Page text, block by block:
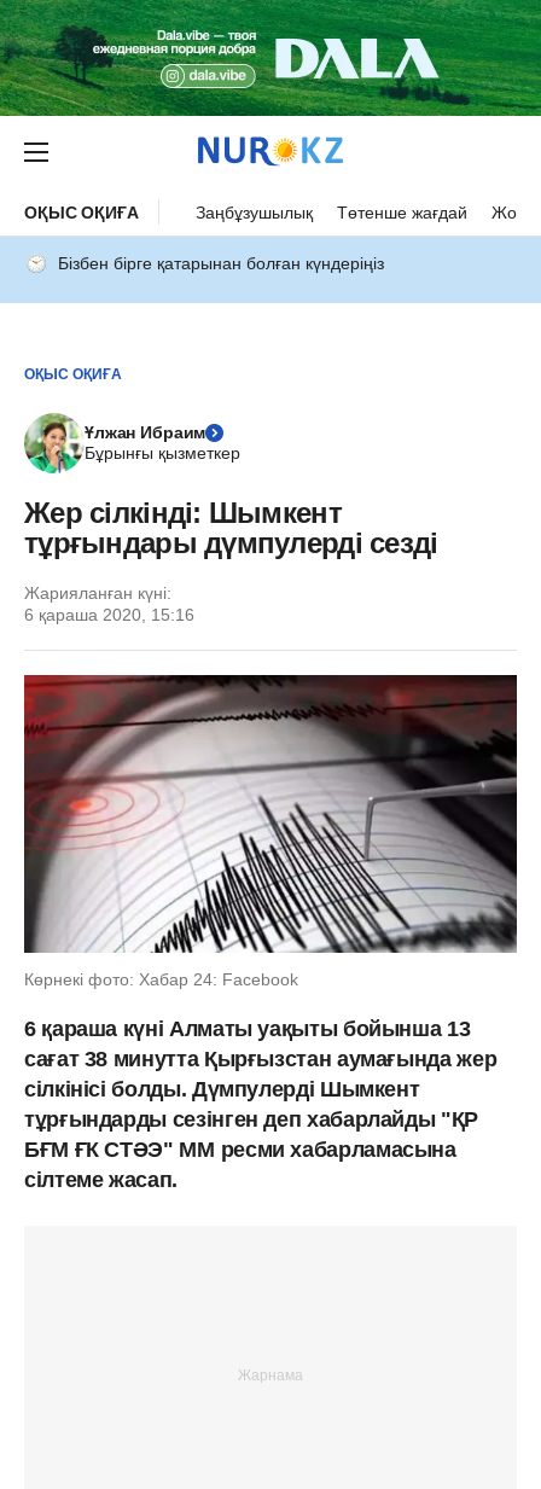
ОҚЫС ОҚИҒА Заңбұзушылық Төтенше жағдай Жол
Бізбен бірге қатарынан болған күндеріңіз
ОҚЫС ОҚИҒА
Ұлжан Ибраим
Бұрынғы қызметкер
Жер сілкінді: Шымкент
тұрғындары дүмпулерді сезді
Жарияланған күні:
6 қараша 2020, 15:16
Көрнекі фото: Хабар 24: Facebook
6 қараша күні Алматы уақыты бойынша 13
сағат 38 минутта Қырғызстан аумағында жер
сілкінісі болды. Дүмпулерді Шымкент
тұрғындарды сезінген деп хабарлайды "ҚР
БҒМ ҒК СТӘЭ" ММ ресми хабарламасына
сілтеме жасап.